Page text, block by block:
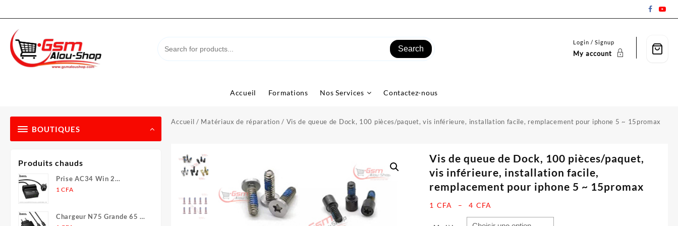
Search
Login / Signup
My account
Accueil Formations Nos Services Contactez-nous
BOUTIQUES
Produits chauds
Prise AC34 Win 2
(PD70W/301/ de bureau)
1CFA
Chargeur N75 Grande 65 W
Accueil / Matériaux de réparation / Vis de queue de Dock, 100 pièces/paquet, vis inférieure, installation facile, remplacement pour iphone 5 ~ 15promax
Vis de queue de Dock, 100 pièces/paquet,
vis inférieure, installation facile,
remplacement pour iphone 5 ~ 15promax
1 CFA – 4 CFA
de